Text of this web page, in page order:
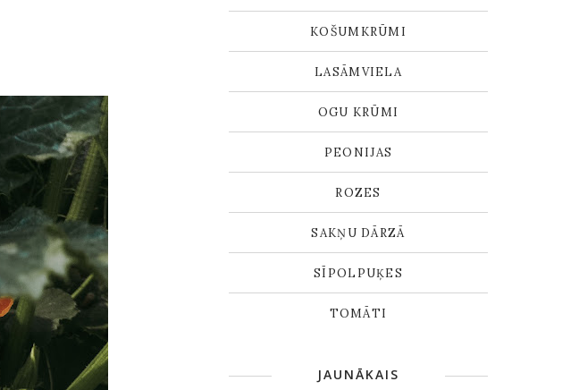
KOŠUMKRŪMI
LASĀMVIELA
OGU KRŪMI
PEONIJAS
ROZES
SAKŅU DĀRZĀ
SĪPOLPUĶES
TOMĀTI
JAUNĀKAIS